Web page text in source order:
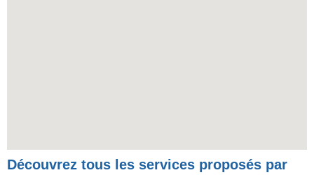
Découvrez tous les services proposés par